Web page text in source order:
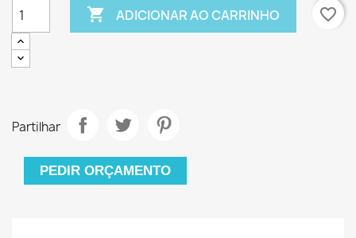
 ADICIONAR AO CARRINHO favorite_border
Partilhar
PEDIR ORÇAMENTO